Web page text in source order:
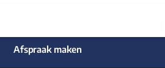
Afspraak maken